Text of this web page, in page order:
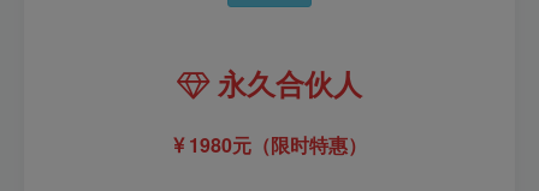
永久合伙人
1980元（限时特惠）